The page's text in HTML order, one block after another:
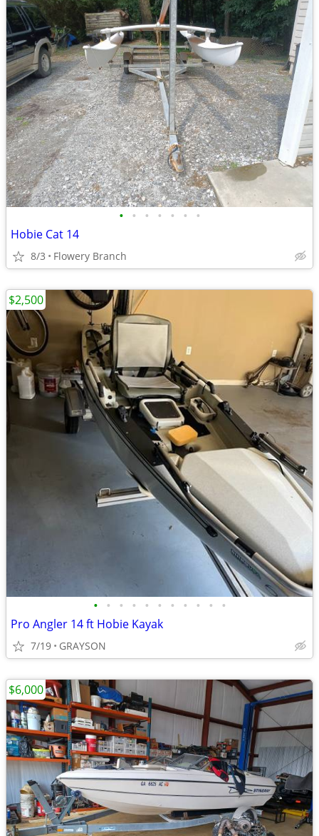
• • • • • • •
Hobie Cat 14
8/3 Flowery Branch
• • • • • • • • • • •
Pro Angler 14 ft Hobie Kayak
7/19 GRAYSON
$2,500
$6,000